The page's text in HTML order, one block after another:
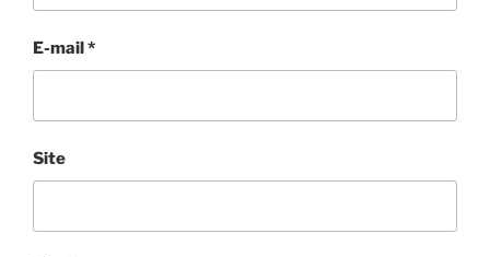
E-mail*
Site